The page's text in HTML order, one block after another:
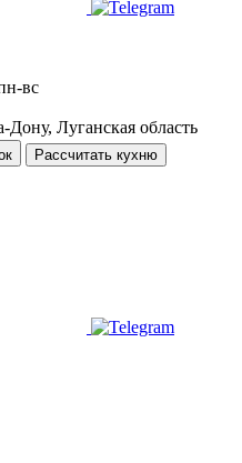
вс
Дону, Луганская область
Рассчитать кухню